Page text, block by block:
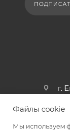
г.
Файлы cookie
Мы используем